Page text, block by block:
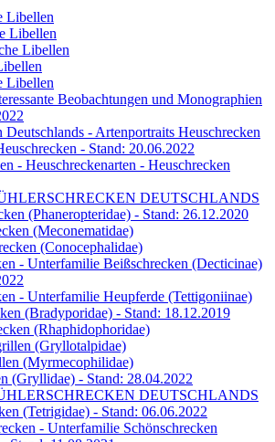
Libellen
Libellen
Libellen
Libellen
Beobachtungen und Monographien
Deutschlands - Artenportraits Heuschrecken
- Stand: 20.06.2022
- Heuschreckenarten - Heuschrecken
DEUTSCHLANDS
(Phaneropteridae) - Stand: 26.12.2020
(Meconematidae)
(Conocephalidae)
- Unterfamilie Beißschrecken (Decticinae)
- Unterfamilie Heupferde (Tettigoniinae)
(Bradyporidae) - Stand: 18.12.2019
(Rhaphidophoridae)
(Gryllotalpidae)
(Myrmecophilidae)
(Gryllidae) - Stand: 28.04.2022
DEUTSCHLANDS
(Tetrigidae) - Stand: 06.06.2022
- Unterfamilie Schönschrecken